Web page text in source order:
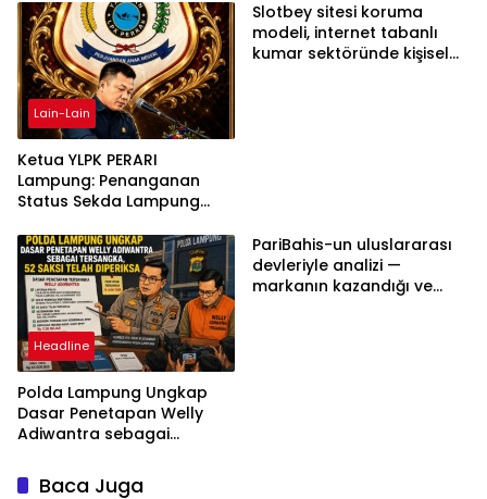
Lain-Lain
Ketua YLPK PERARI
Lampung: Penanganan
Status Sekda Lampung
Berdasarkan Aturan,
Bukan Tekanan Opini
Slotbey sitesi koruma
modeli, internet tabanlı
kumar sektöründe kişisel
Headline
Polda Lampung Ungkap
Dasar Penetapan Welly
Adiwantra sebagai
Diperiksa
PariBahis-un uluslararası
devleriyle analizi —
markanın kazandığı ve
Baca Juga